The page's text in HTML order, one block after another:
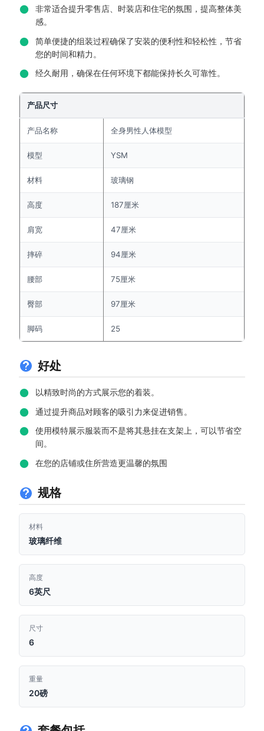
非常适合提升零售店、时装店和住宅的氛围，提高整体美
感。
简单便捷的组装过程确保了安装的便利性和轻松性，节省
您的时间和精力。
经久耐用，确保在任何环境下都能保持长久可靠性。
产品尺寸
产品名称 全身男性人体模型
模型 YSM
材料 玻璃钢
高度 187厘米
肩宽 47厘米
摔碎 94厘米
腰部 75厘米
臀部 97厘米
脚码 25
好处
以精致时尚的方式展示您的着装。
通过提升商品对顾客的吸引力来促进销售。
使用模特展示服装而不是将其悬挂在支架上，可以节省空
间。
在您的店铺或住所营造更温馨的氛围
规格
材料
玻璃纤维
高度
6英尺
尺寸
6
重量
20磅